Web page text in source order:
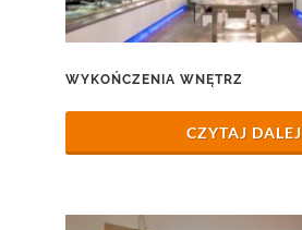
WYKOŃCZENIA WNĘTRZ
CZYTAJ DALEJ